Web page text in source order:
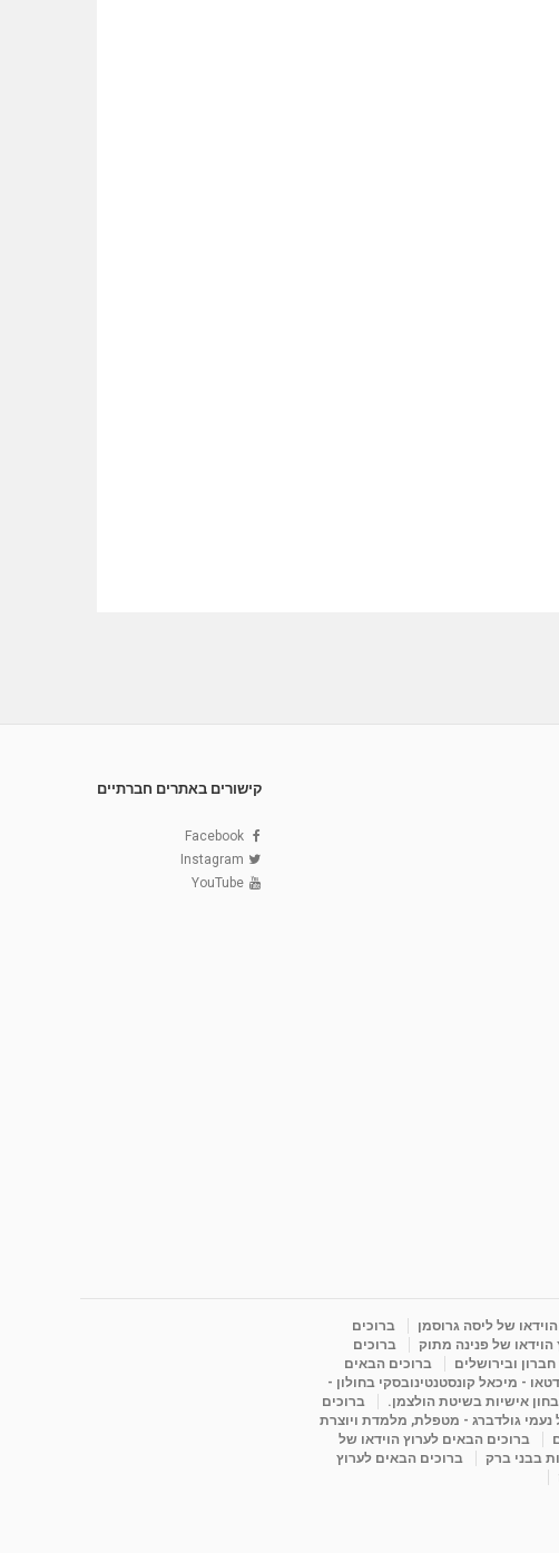
קישורים באתרים חברתיים
Facebook
Instagram
YouTube
של ליסה גרוסמן
ברוכים
של פנינה מתוק
ברוכים
ובירושלים
ברוכים הבאים
- מיכאל קונסטנטינובסקי בחולון -
אישיות בשיטת הולצמן.
ברוכים
נעמי גולדברג - מטפלת, מלמדת ויוצרת
ברוכים הבאים לערוץ הוידאו של
בבני ברק
ברוכים הבאים לערוץ